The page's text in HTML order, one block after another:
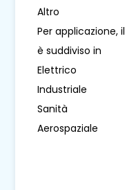
Altro
Per applicazione,
è suddiviso in
Elettrico
Industriale
Sanità
Aerospaziale